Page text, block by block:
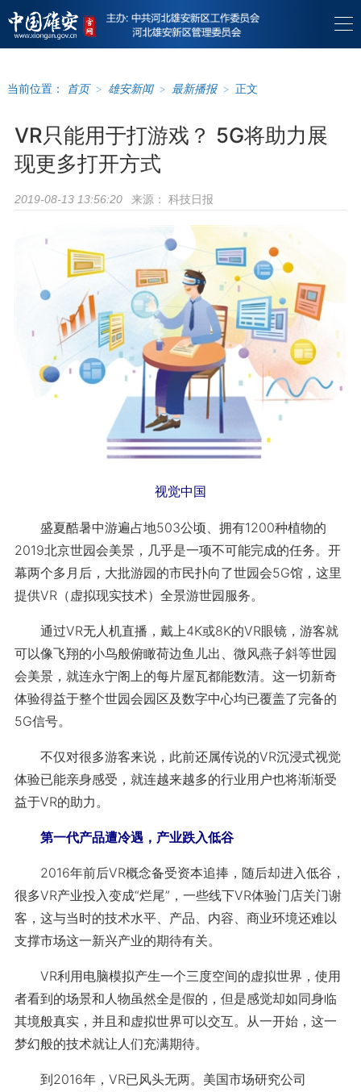
当前位置： 首页 > 雄安新闻 > 最新播报 > 正文
VR只能用于打游戏？ 5G将助力展
现更多打开方式
2019-08-13 13:56:20 来源： 科技日报
视觉中国
盛夏酷暑中游遍占地503公顷、拥有1200种植物的
2019北京世园会美景，几乎是一项不可能完成的任务。开
幕两个多月后，大批游园的市民扑向了世园会5G馆，这里
提供VR（虚拟现实技术）全景游世园服务。
通过VR无人机直播，戴上4K或8K的VR眼镜，游客就
可以像飞翔的小鸟般俯瞰荷边鱼儿出、微风燕子斜等世园
会美景，就连永宁阁上的每片屋瓦都能数清。这一切新奇
体验得益于整个世园会园区及数字中心均已覆盖了完备的
5G信号。
不仅对很多游客来说，此前还属传说的VR沉浸式视觉
体验已能亲身感受，就连越来越多的行业用户也将渐渐受
益于VR的助力。
第一代产品遭冷遇，产业跌入低谷
2016年前后VR概念备受资本追捧，随后却进入低谷，
很多VR产业投入变成“烂尾”，一些线下VR体验门店关门谢
客，这与当时的技术水平、产品、内容、商业环境还难以
支撑市场这一新兴产业的期待有关。
VR利用电脑模拟产生一个三度空间的虚拟世界，使用
者看到的场景和人物虽然全是假的，但是感觉却如同身临
其境般真实，并且和虚拟世界可以交互。从一开始，这一
梦幻般的技术就让人们充满期待。
到2016年，VR已风头无两。美国市场研究公司